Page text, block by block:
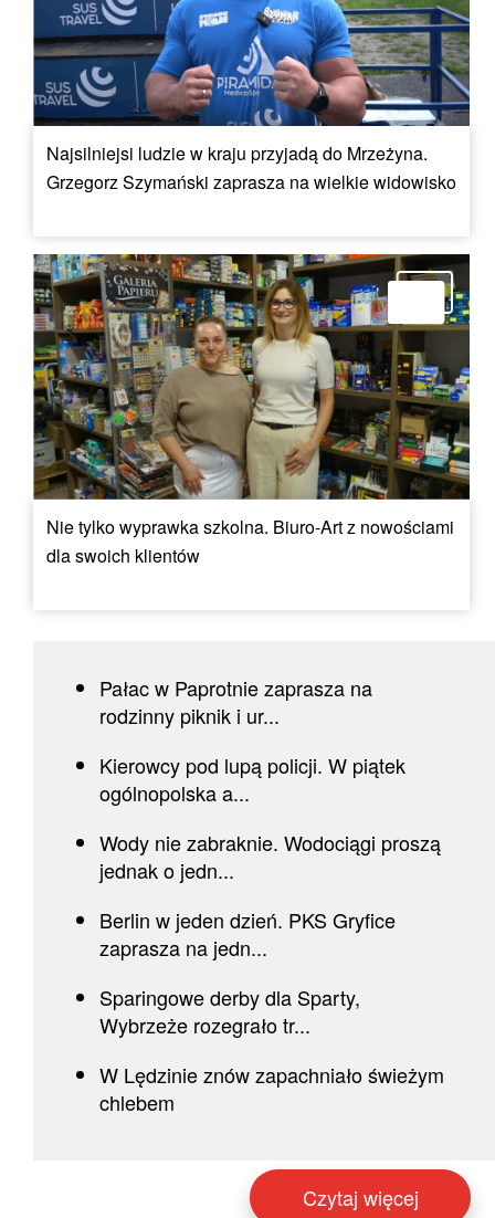
Najsilniejsi ludzie w kraju przyjadą do Mrzeżyna.
Grzegorz Szymański zaprasza na wielkie widowisko
Nie tylko wyprawka szkolna. Biuro-Art z nowościami
dla swoich klientów
Pałac w Paprotnie zaprasza na
rodzinny piknik i ur...
Kierowcy pod lupą policji. W piątek
ogólnopolska a...
Wody nie zabraknie. Wodociągi proszą
jednak o jedn...
Berlin w jeden dzień. PKS Gryfice
zaprasza na jedn...
Sparingowe derby dla Sparty,
Wybrzeże rozegrało tr...
W Lędzinie znów zapachniało świeżym
chlebem
Czytaj więcej